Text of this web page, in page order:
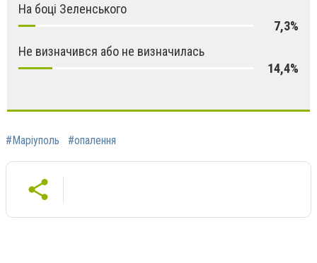
На боці Зеленського
7,3%
Не визначився або не визначилась
14,4%
#Маріуполь #опалення